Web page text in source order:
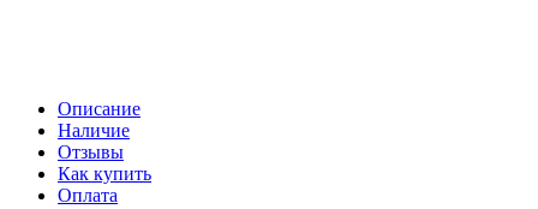
Описание
Наличие
Отзывы
Как купить
Оплата